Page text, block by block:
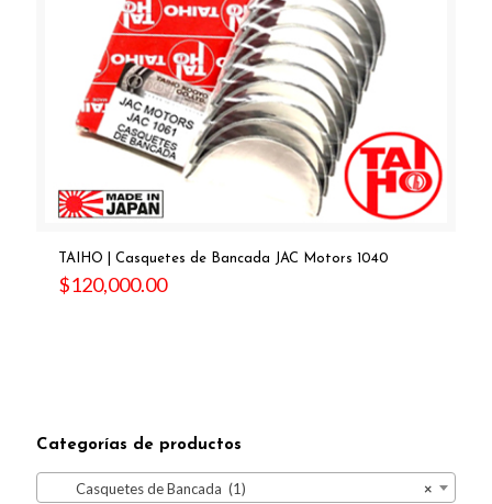
TAIHO | Casquetes de Bancada JAC Motors 1040
$120,000.00
Categorías de productos
×
Casquetes de Bancada (1)